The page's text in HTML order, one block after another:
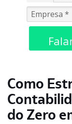
Como
do Zero